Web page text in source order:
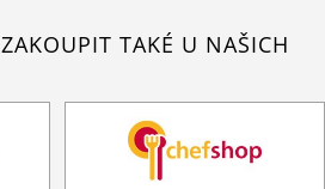
TAKÉ U NAŠICH